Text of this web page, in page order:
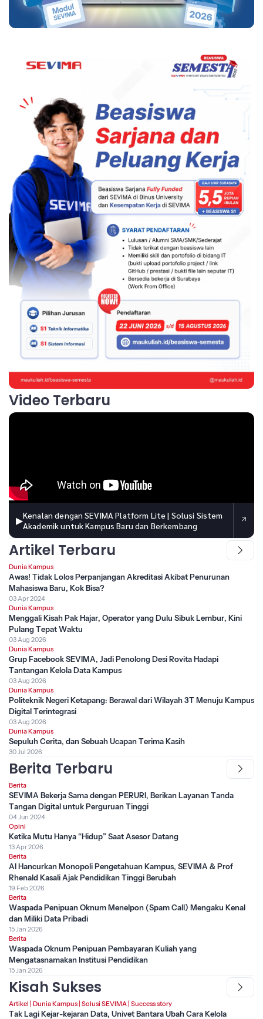
Video Terbaru
▶Kenalan dengan SEVIMA Platform Lite | Solusi Sistem
Akademik untuk Kampus Baru dan Berkembang
Artikel Terbaru
Dunia Kampus
Awas! Tidak Lolos Perpanjangan Akreditasi Akibat Penurunan
Mahasiswa Baru, Kok Bisa?
03 Apr 2024
Dunia Kampus
Menggali Kisah Pak Hajar, Operator yang Dulu Sibuk Lembur, Kini
Pulang Tepat Waktu
03 Aug 2026
Dunia Kampus
Grup Facebook SEVIMA, Jadi Penolong Desi Rovita Hadapi
Tantangan Kelola Data Kampus
03 Aug 2026
Dunia Kampus
Politeknik Negeri Ketapang: Berawal dari Wilayah 3T Menuju Kampus
Digital Terintegrasi
03 Aug 2026
Dunia Kampus
Sepuluh Cerita, dan Sebuah Ucapan Terima Kasih
30 Jul 2026
Berita Terbaru
Berita
SEVIMA Bekerja Sama dengan PERURI, Berikan Layanan Tanda
Tangan Digital untuk Perguruan Tinggi
04 Jun 2024
Opini
Ketika Mutu Hanya “Hidup” Saat Asesor Datang
13 Apr 2026
Berita
AI Hancurkan Monopoli Pengetahuan Kampus, SEVIMA & Prof
Rhenald Kasali Ajak Pendidikan Tinggi Berubah
19 Feb 2026
Berita
Waspada Penipuan Oknum Menelpon (Spam Call) Mengaku Kenal
dan Miliki Data Pribadi
15 Jan 2026
Berita
Waspada Oknum Penipuan Pembayaran Kuliah yang
Mengatasnamakan Institusi Pendidikan
15 Jan 2026
Kisah Sukses
Artikel Dunia Kampus Solusi SEVIMA Success story
Tak Lagi Kejar-kejaran Data, Univet Bantara Ubah Cara Kelola